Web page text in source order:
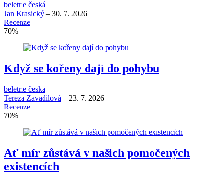
beletrie česká
Jan Krasický – 30. 7. 2026
Recenze
70%
Když se kořeny dají do pohybu
beletrie česká
Tereza Zavadilová – 23. 7. 2026
Recenze
70%
Ať mír zůstává v našich pomočených
existencích